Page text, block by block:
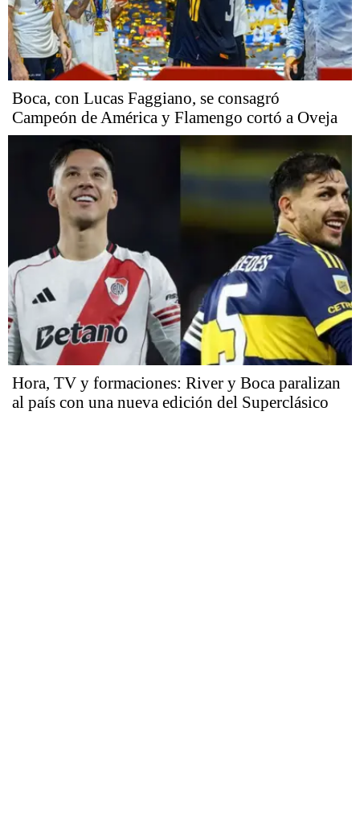
Boca, con Lucas Faggiano, se consagró
Campeón de América y Flamengo cortó a Oveja
Hora, TV y formaciones: River y Boca paralizan
al país con una nueva edición del Superclásico